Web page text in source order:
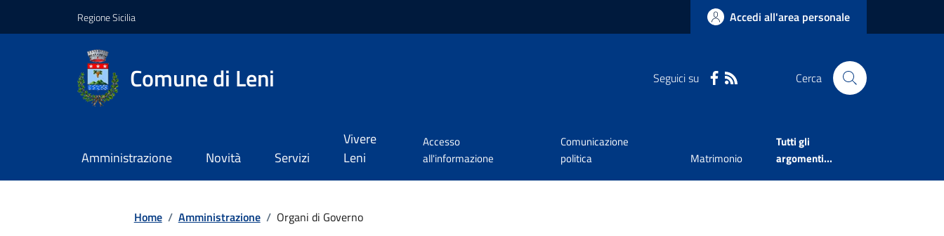
Regione Sicilia Accedi all'area personale
Comune di Leni Seguici su Cerca
Amministrazione Novità Servizi
Vivere
Leni
Accesso
all'informazione
Comunicazione
politica
Matrimonio
Tutti gli
argomenti...
Home / Amministrazione / Organi di Governo